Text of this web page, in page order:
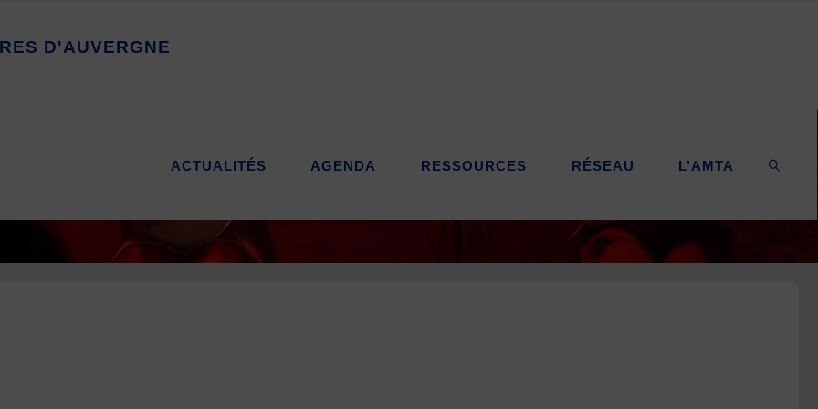
RES D'AUVERGNE
ACTUALITÉS AGENDA RESSOURCES RÉSEAU L’AMTA